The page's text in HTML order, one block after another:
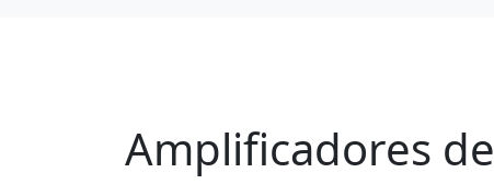
Amplificadores